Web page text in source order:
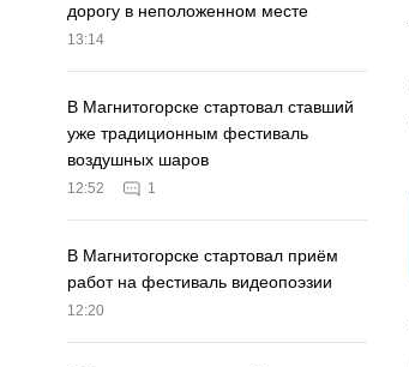
дорогу в неположенном месте
13:14
В Магнитогорске стартовал ставший
уже традиционным фестиваль
воздушных шаров
12:52 1
В Магнитогорске стартовал приём
работ на фестиваль видеопоэзии
12:20